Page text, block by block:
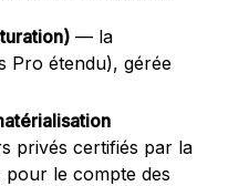
— la
Pro étendu), gérée
privés certifiés par la
pour le compte des